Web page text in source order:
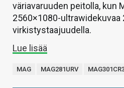
väriavaruuden peitolla, kun
2560×1080-ultrawidekuvaa
virkistystaajuudella.
Lue lisää
MAG MAG281URV